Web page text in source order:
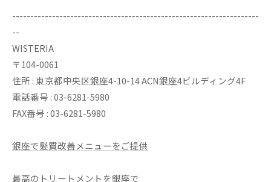
--------------------------------------------------------------------
--
WISTERIA
〒104-0061
住所 : 東京都中央区銀座4-10-14 ACN銀座4ビルディング4F
電話番号 : 03-6281-5980
FAX番号 : 03-6281-5980
銀座で髪質改善メニューをご提供
最高のトリートメントを銀座で